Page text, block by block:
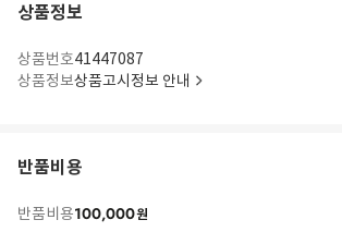
상품정보
상품번호41447087
상품정보상품고시정보 안내
반품비용
반품비용100,000원